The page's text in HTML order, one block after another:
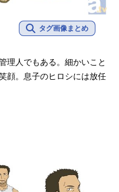
タグ画像まとめ
理人でもある。細かいこと
顔。息子のヒロシには放任